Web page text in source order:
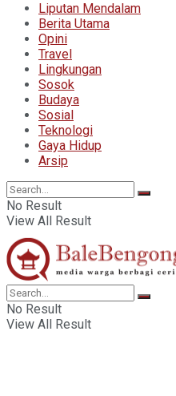
Liputan Mendalam
Berita Utama
Opini
Travel
Lingkungan
Sosok
Budaya
Sosial
Teknologi
Gaya Hidup
Arsip
No Result
View All Result
No Result
View All Result